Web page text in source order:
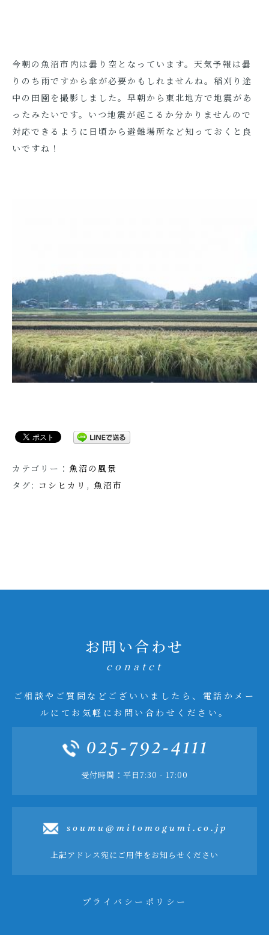
今朝の魚沼市内は曇り空となっています。天気予報は曇
りのち雨ですから傘が必要かもしれませんね。稲刈り途
中の田園を撮影しました。早朝から東北地方で地震があ
ったみたいです。いつ地震が起こるか分かりませんので
対応できるように日頃から避難場所など知っておくと良
いですね！
カテゴリー： 魚沼の風景
タグ: コシヒカリ , 魚沼市
お問い合わせ
conatct
ご相談やご質問などございいましたら、電話かメー
ルにてお気軽にお問い合わせください。
025-792-4111
受付時間：平日7:30 - 17:00
soumu@mitomogumi.co.jp
上記アドレス宛にご用件をお知らせください
プライバシーポリシー